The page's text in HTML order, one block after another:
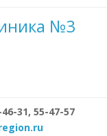
№3
31, 55-47-57